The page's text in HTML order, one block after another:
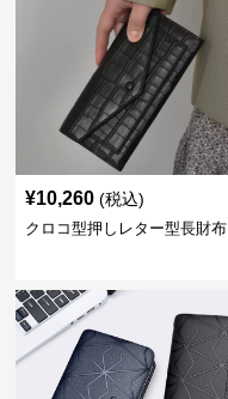
¥10,260 (税込)
クロコ型押しレター型長財布